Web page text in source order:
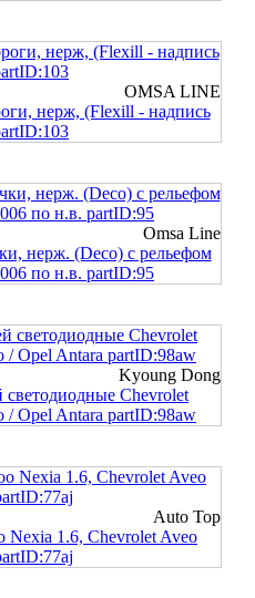
OMSA LINE
нерж, (Flexill - надпись
Omsa Line
нерж. (Deco) c рельефом
по н.в. partID:95
Kyoung Dong
светодиодные Chevrolet
/ Opel Antara partID:98aw
Auto Top
Nexia 1.6, Chevrolet Aveo